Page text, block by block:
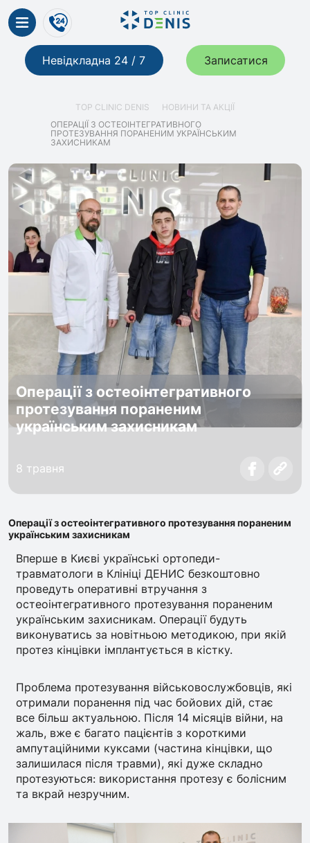
Невідкладна 24 / 7 Записатися
TOP CLINIC DENIS
НОВИНИ ТА АКЦІЇ
ОПЕРАЦІЇ З ОСТЕОІНТЕГРАТИВНОГО
ПРОТЕЗУВАННЯ ПОРАНЕНИМ УКРАЇНСЬКИМ
ЗАХИСНИКАМ
Операції з остеоінтегративного
протезування пораненим
українським захисникам
8 травня
Операції з остеоінтегративного протезування пораненим
українським захисникам
Вперше в Києві українські ортопеди-
травматологи в Клініці ДЕНИС безкоштовно
проведуть оперативні втручання з
остеоінтегративного протезування пораненим
українським захисникам. Операції будуть
виконуватись за новітньою методикою, при якій
протез кінцівки імплантується в кістку.
Проблема протезування військовослужбовців, які
отримали поранення під час бойових дій, стає
все більш актуальною. Після 14 місяців війни, на
жаль, вже є багато пацієнтів з короткими
ампутаційними куксами (частина кінцівки, що
залишилася після травми), які дуже складно
протезуються: використання протезу є болісним
та вкрай незручним.